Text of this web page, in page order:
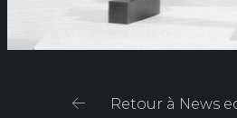
Retour à News